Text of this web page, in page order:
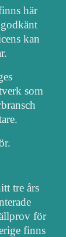
här
kan
som
tre års
för
finns